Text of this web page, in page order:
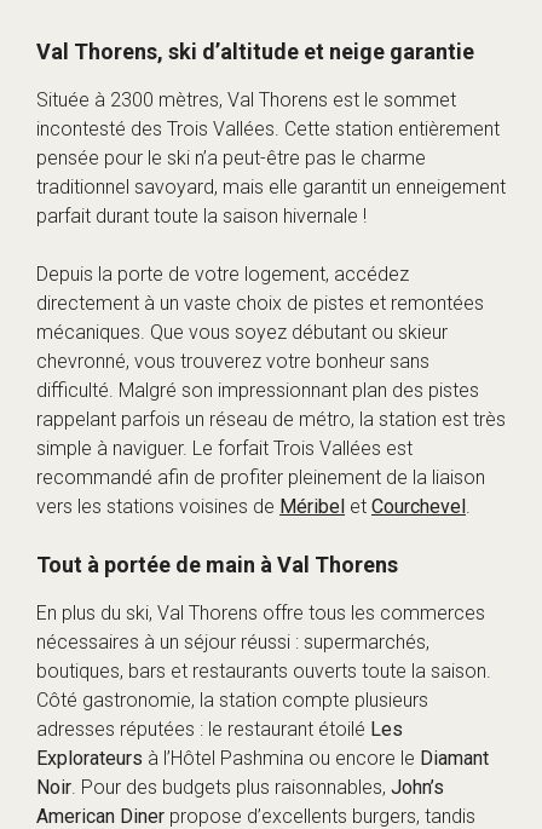
Val Thorens, ski d’altitude et neige garantie
Située à 2300 mètres, Val Thorens est le sommet
incontesté des Trois Vallées. Cette station entièrement
pensée pour le ski n’a peut-être pas le charme
traditionnel savoyard, mais elle garantit un enneigement
parfait durant toute la saison hivernale !
Depuis la porte de votre logement, accédez
directement à un vaste choix de pistes et remontées
mécaniques. Que vous soyez débutant ou skieur
chevronné, vous trouverez votre bonheur sans
difficulté. Malgré son impressionnant plan des pistes
rappelant parfois un réseau de métro, la station est très
simple à naviguer. Le forfait Trois Vallées est
recommandé afin de profiter pleinement de la liaison
vers les stations voisines de Méribel et Courchevel
Tout à portée de main à Val Thorens
En plus du ski, Val Thorens offre tous les commerces
nécessaires à un séjour réussi : supermarchés,
boutiques, bars et restaurants ouverts toute la saison.
Côté gastronomie, la station compte plusieurs
adresses réputées : le restaurant étoilé Les
Explorateurs à l’Hôtel Pashmina ou encore le Diamant
Noir . Pour des budgets plus raisonnables, John’s
American Diner propose d’excellents burgers, tandis